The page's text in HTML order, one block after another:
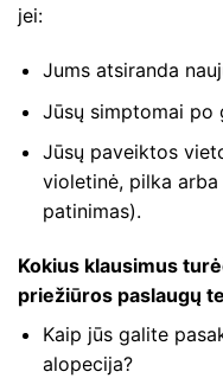
jei:
Jums atsiranda
Jūsų simptomai po
Jūsų paveiktos
violetinė, pilka
patinimas).
Kokius klausimus
priežiūros paslaugų
Kaip jūs galite
alopecija?